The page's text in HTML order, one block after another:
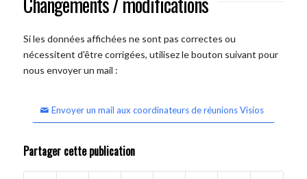
Si les données affichées ne sont pas correctes ou
nécessitent d'être corrigées, utilisez le bouton suivant pour
nous envoyer un mail :
Envoyer un mail aux coordinateurs de réunions Visios
Partager cette publication